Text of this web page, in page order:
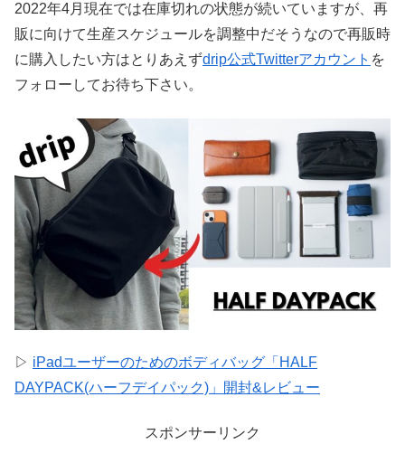
2022年4月現在では在庫切れの状態が続いていますが、再
販に向けて生産スケジュールを調整中だそうなので再販時
に購入したい方はとりあえずdrip公式Twitterアカウント を
フォローしてお待ち下さい。
▷ iPadユーザーのためのボディバッグ「HALF
DAYPACK(ハーフデイパック)」開封&レビュー
スポンサーリンク